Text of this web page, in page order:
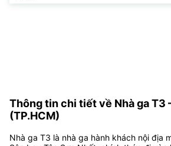
Thông tin chi tiết về Nhà ga T3
(TP.HCM)
Nhà ga T3 là nhà ga hành khách nội địa